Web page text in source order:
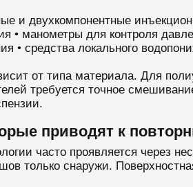
и двухкомпонентные
• манометры для контроля
• средства локального
от типа материала. Для
требуется точное
приводят к
часто проявляется через
только снаружи.